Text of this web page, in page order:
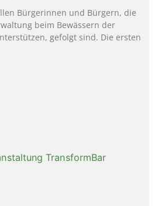
Bürgerinnen und Bürgern, die
beim Bewässern der
gefolgt sind. Die ersten